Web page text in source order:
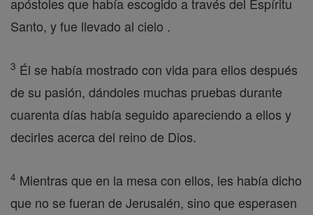
Santo, y fue llevado al cielo .
3 Él se había mostrado con vida para ellos después
de su pasión, dándoles muchas pruebas durante
cuarenta días había seguido apareciendo a ellos y
decirles acerca del reino de Dios.
4 Mientras que en la mesa con ellos, les había dicho
que no se fueran de Jerusalén, sino que esperasen